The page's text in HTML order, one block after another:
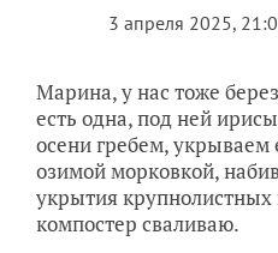
Марина, у нас тоже
осени гребем, укрываем
озимой морковкой,
укрытия крупнолистных
компостер сваливаю.
4 апреля 2025,